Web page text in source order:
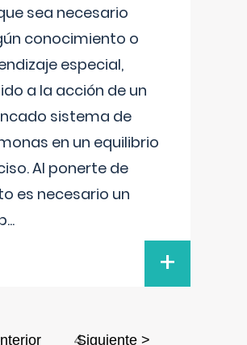
sea necesario
conocimiento o
especial,
a la acción de un
sistema de
en un equilibrio
Al ponerte de
es necesario un
...
+
4
Siguiente >